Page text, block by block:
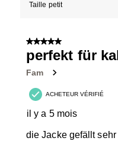
Taille petit
5 sur 5 étoiles.
perfekt für
Fam
ACHETEUR VÉRIFIÉ
il y a 5 mois
die Jacke gefällt